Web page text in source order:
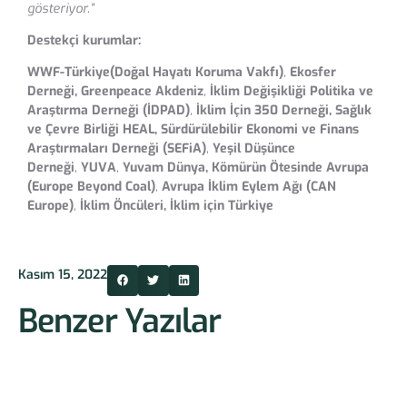
gösteriyor.”
Destekçi kurumlar:
WWF-Türkiye(Doğal Hayatı Koruma Vakfı), Ekosfer
Derneği, Greenpeace Akdeniz, İklim Değişikliği Politika ve
Araştırma Derneği (İDPAD), İklim İçin 350 Derneği, Sağlık
ve Çevre Birliği HEAL, Sürdürülebilir Ekonomi ve Finans
Araştırmaları Derneği (SEFiA), Yeşil Düşünce
Derneği, YUVA, Yuvam Dünya, Kömürün Ötesinde Avrupa
(Europe Beyond Coal), Avrupa İklim Eylem Ağı (CAN
Europe), İklim Öncüleri, İklim için Türkiye
Kasım 15, 2022
Benzer Yazılar